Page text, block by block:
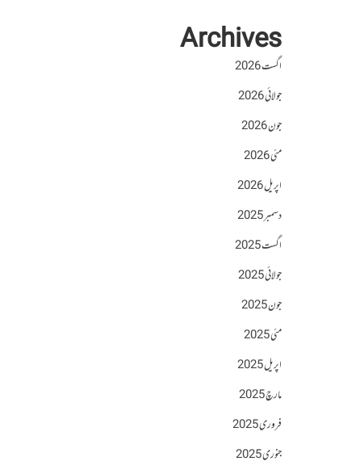
Archives
اگست 2026
جولائی 2026
جون 2026
مئی 2026
اپریل 2026
دسمبر 2025
اگست 2025
جولائی 2025
جون 2025
مئی 2025
اپریل 2025
مارچ 2025
فروری 2025
جنوری 2025